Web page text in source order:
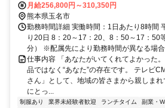
務となります
月給256,800円～310,350円
熊本県玉名市
勤務時間詳細 実働時間：1日あたり8時間
り20日 8：20～17：20、8：50～17：50
分） ※配属先により勤務時間が異なる場
仕事内容 「あなたがいてくれてよかった
品ではなく“あなた”の存在です。 テレビ
さん」として、地域の皆さまから親しま
にとっ...
制服あり 業界未経験者歓迎 ランチタイム 副業・